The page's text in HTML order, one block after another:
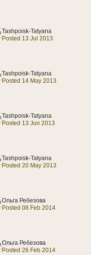
Tashpoisk-Tatyana
Posted 13 Jul 2013
Tashpoisk-Tatyana
Posted 14 May 2013
Tashpoisk-Tatyana
Posted 13 Jun 2013
Tashpoisk-Tatyana
Posted 20 May 2013
Ольга Ребезова
Posted 08 Feb 2014
Ольга Ребезова
Posted 26 Feb 2014